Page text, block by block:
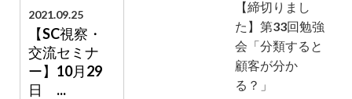
2021.09.25
【SC視察・
交流セミナ
ー】10月29
日 ...
【締切りまし
た】第33回勉強
会「分類すると
顧客が分か
る？」